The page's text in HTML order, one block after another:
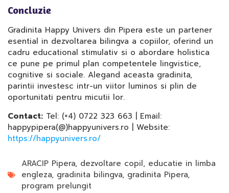
Concluzie
Gradinita Happy Univers din Pipera este un partener
esential in dezvoltarea bilingva a copiilor, oferind un
cadru educational stimulativ si o abordare holistica
ce pune pe primul plan competentele lingvistice,
cognitive si sociale. Alegand aceasta gradinita,
parintii investesc intr-un viitor luminos si plin de
oportunitati pentru micutii lor.
Contact: Tel: (+4) 0722 323 663 | Email:
happypipera(@)happyunivers.ro | Website:
https://happyunivers.ro/
ARACIP Pipera, dezvoltare copil, educatie in limba
engleza, gradinita bilingva, gradinita Pipera,
program prelungit